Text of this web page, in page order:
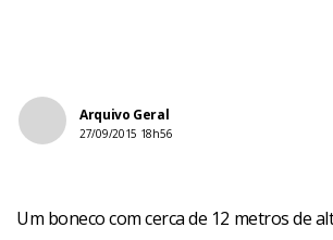
Arquivo Geral
27/09/2015 18h56
Um boneco com cerca de 12 metros de